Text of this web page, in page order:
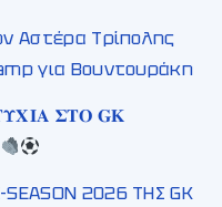
Αστέρα Τρίπολης
για Βουντουράκη
𝚺𝚻𝚶 𝐆𝐊
SEASON 2026 ΤΗΣ GK